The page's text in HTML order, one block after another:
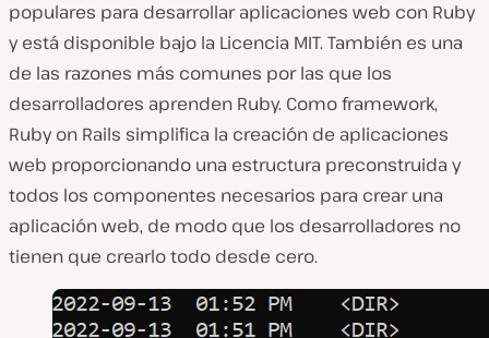
populares para desarrollar aplicaciones web con Ruby
y está disponible bajo la Licencia MIT. También es una
de las razones más comunes por las que los
desarrolladores aprenden Ruby. Como framework,
Ruby on Rails simplifica la creación de aplicaciones
web proporcionando una estructura preconstruida y
todos los componentes necesarios para crear una
aplicación web, de modo que los desarrolladores no
tienen que crearlo todo desde cero.